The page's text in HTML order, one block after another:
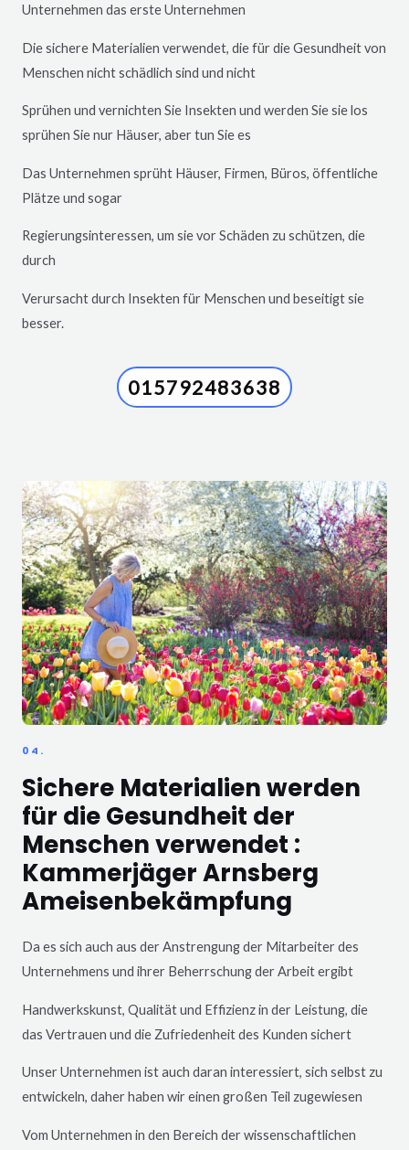
Unternehmen das erste Unternehmen
Die sichere Materialien verwendet, die für die Gesundheit von
Menschen nicht schädlich sind und nicht
Sprühen und vernichten Sie Insekten und werden Sie sie los
sprühen Sie nur Häuser, aber tun Sie es
Das Unternehmen sprüht Häuser, Firmen, Büros, öffentliche
Plätze und sogar
Regierungsinteressen, um sie vor Schäden zu schützen, die
durch
Verursacht durch Insekten für Menschen und beseitigt sie
besser.
015792483638
04.
Sichere Materialien werden
für die Gesundheit der
Menschen verwendet :
Kammerjäger Arnsberg
Ameisenbekämpfung
Da es sich auch aus der Anstrengung der Mitarbeiter des
Unternehmens und ihrer Beherrschung der Arbeit ergibt
Handwerkskunst, Qualität und Effizienz in der Leistung, die
das Vertrauen und die Zufriedenheit des Kunden sichert
Unser Unternehmen ist auch daran interessiert, sich selbst zu
entwickeln, daher haben wir einen großen Teil zugewiesen
Vom Unternehmen in den Bereich der wissenschaftlichen